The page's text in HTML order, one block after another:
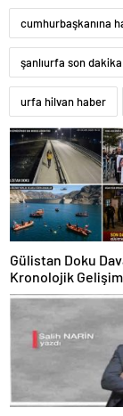
cumhurbaşkanına
şanlıurfa son dakika
urfa hilvan haber
Gülistan Doku
Kronolojik
Kırılma